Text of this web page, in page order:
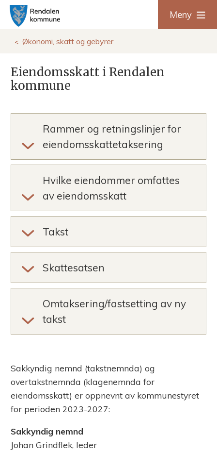
R
e
d
l
e
n
k
o
m
m
u
n
e
Meny
Du
her:
Økonomi, skatt og gebyrer
Eiendomsskatt i Rendalen
kommune
Rammer og retningslinjer for
eiendomsskattetaksering
Hvilke eiendommer omfattes
av eiendomsskatt
Takst
Skattesatsen
Omtaksering/fastsetting av ny
takst
Sakkyndig nemnd (takstnemnda) og
overtakstnemnda (klagenemnda for
eiendomsskatt) er oppnevnt av kommunestyret
for perioden 2023-2027:
Sakkyndig nemnd
Johan Grindflek, leder